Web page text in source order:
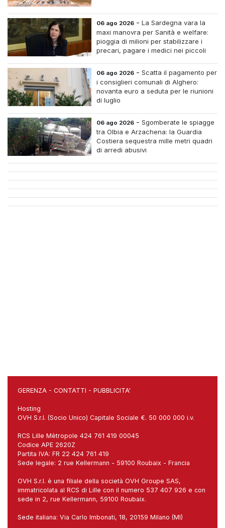
06 ago 2026 -La Sardegna vara la
maxi manovra per Sanità e welfare:
pioggia di milioni per stabilizzare i
precari, pagare i medici nei piccoli
06 ago 2026 -Scatta il pagamento per
i consiglieri comunali di Alghero:
novanta euro a seduta per le riunioni
di luglio
06 ago 2026 -Sgomberate le spiagge
tra Olbia e Arzachena: la Guardia
Costiera sequestra mille metri quadri
di arredi abusivi
GERENZA - CONTATTI - PUBBLICITA'
Hosting
OVH S.r.l. (Socio Unico) Capitale Sociale €. 50 000 000 i.v.
RCS Lille Mètropole 424 761 419 00045
Codice APE 2620Z
Partita IVA: FR 22 424 761 419
Sede legale: 2 rue Kellermann - 59100 Roubaix - Francia
OVH S.r.l. è una filiale della società OVH Groupe SAS,
immatricolata al RCS di Lille con il numero 537 407 926 e con
sede in 2, rue Kellermann, 59100 Roubaix.
Sede italiana: Via Carlo Imbonati, 18, 20159 Milano (MI)